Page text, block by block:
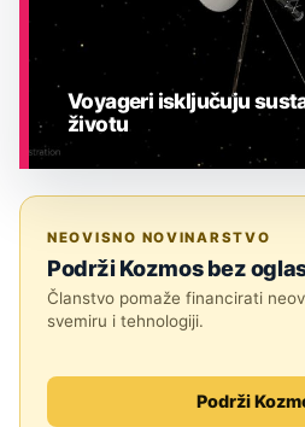
Voyageri isključuju
životu
NEOVISNO NOVINARSTVO
Podrži Kozmos bez
Članstvo pomaže financirati
svemiru i tehnologiji.
Podrži